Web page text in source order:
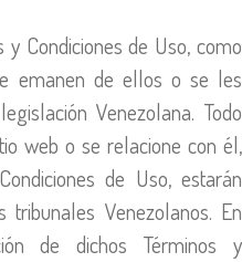
Condiciones de Uso, como
emanen de ellos o se les
Venezolana. Todo
web o se relacione con él,
de Uso, estarán
Venezolanos. En
de dichos Términos y